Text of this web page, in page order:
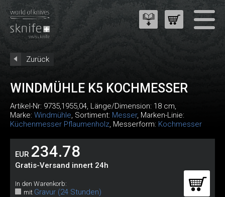
Zurück
WINDMÜHLE K5 KOCHMESSER
Artikel-Nr: 9735,1955,04, Länge/Dimension: 18 cm,
Marke: Windmühle, Sortiment: Messer, Marken-Linie:
Küchenmesser Pflaumenholz, Messerform: Kochmesser
EUR 234.78
Gratis-Versand innert 24h
In den Warenkorb:
mit Gravur (24 Stunden)